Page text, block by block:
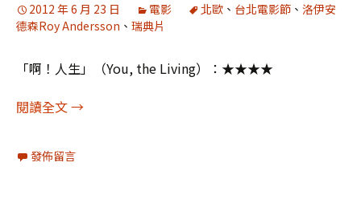
2012 年 6 月 23 日 電影 北歐 、 台北電影節 、 洛伊安
德森Roy Andersson 、 瑞典片
「啊！人生」（You, the Living）：★★★★
閱讀全文陳樂融影評418：啊！人生
→
發佈留言